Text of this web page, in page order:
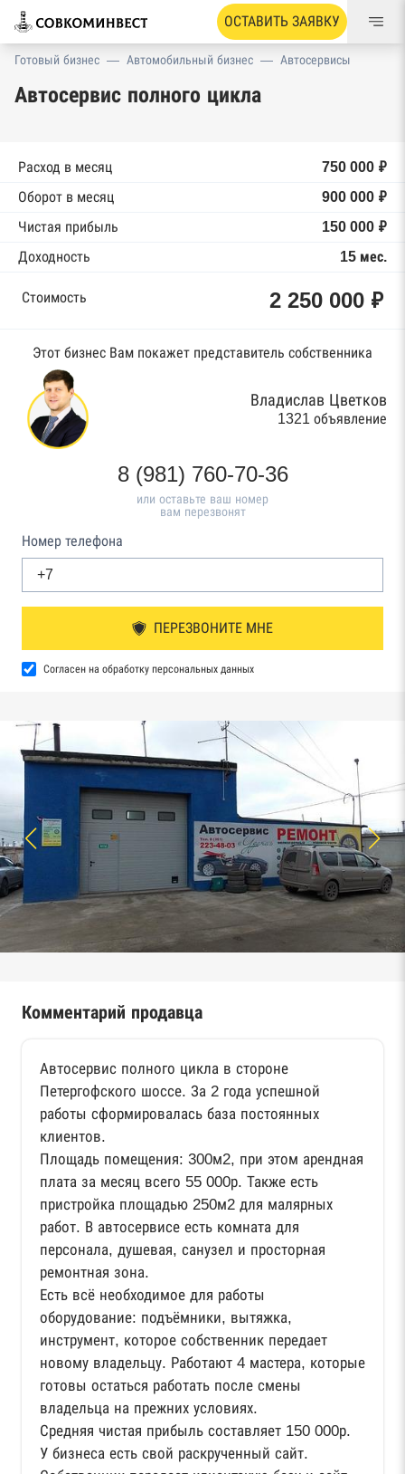
ОСТАВИТЬ ЗАЯВКУ
Готовый бизнес — Автомобильный бизнес — Автосервисы
Автосервис полного цикла
Расход в месяц
750 000 ₽
Оборот в месяц
900 000 ₽
Чистая прибыль
150 000 ₽
Доходность
15 мес.
Стоимость 2 250 000 ₽
Этот бизнес Вам покажет представитель собственника
Владислав Цветков
1321 объявление
8 (981) 760-70-36
или оставьте ваш номер
вам перезвонят
Номер телефона
ПЕРЕЗВОНИТЕ МНЕ
Согласен на обработку персональных данных
Комментарий продавца
Автосервис полного цикла в стороне
Петергофского шоссе. За 2 года успешной
работы сформировалась база постоянных
клиентов.
Площадь помещения: 300м2, при этом арендная
плата за месяц всего 55 000р. Также есть
пристройка площадью 250м2 для малярных
работ. В автосервисе есть комната для
персонала, душевая, санузел и просторная
ремонтная зона.
Есть всё необходимое для работы
оборудование: подъёмники, вытяжка,
инструмент, которое собственник передает
новому владельцу. Работают 4 мастера, которые
готовы остаться работать после смены
владельца на прежних условиях.
Средняя чистая прибыль составляет 150 000р.
У бизнеса есть свой раскрученный сайт.